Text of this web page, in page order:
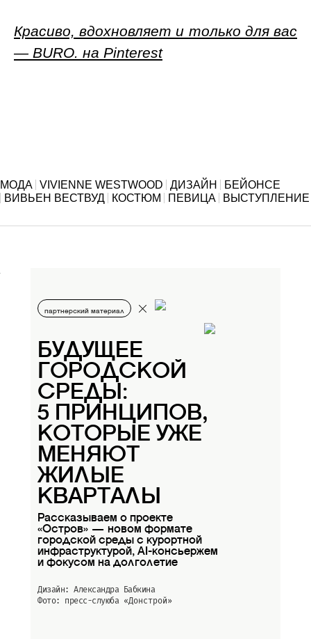
Красиво, вдохновляет и только для вас
— BURO. на Pinterest
МОДА VIVIENNE WESTWOOD ДИЗАЙН
БЕЙОНСЕ
ВИВЬЕН ВЕСТВУД
КОСТЮМ ПЕВИЦА ВЫСТУПЛЕНИЕ
партнерский материал
БУДУЩЕЕ
ГОРОДСКОЙ
СРЕДЫ:
5 ПРИНЦИПОВ,
КОТОРЫЕ УЖЕ
МЕНЯЮТ
ЖИЛЫЕ
КВАРТАЛЫ
Рассказываем о проекте
«Остров» — новом формате
городской среды с курортной
инфраструктурой, AI-консьержем
и фокусом на долголетие
Дизайн: Александра Бабкина
Фото: пресс-слуюба «Донстрой»